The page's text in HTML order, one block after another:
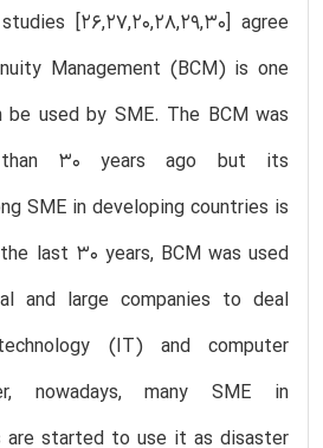
[26,27,20,28,29,30] agree
Management (BCM) is one
used by SME. The BCM was
than 30 years ago but its
SME in developing countries is
last 30 years, BCM was used
and large companies to deal
(IT) and computer
nowadays, many SME in
are started to use it as disaster